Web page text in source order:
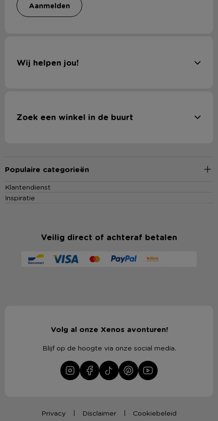
onderweg bent of meerdere keren op een dag je handdoek
gebruikt. Door het slimme materiaal is hij in korte tijd weer
verkrijgbaar in verschillende maten en frisse kleuren die passen
kleuren en formaten, altijd voor een fijne prijs. Bestel
aanmelden
Wij helpen jou!
Zoek een winkel in de buurt
Populaire categorieën
Klantendienst
Inspiratie
Veilig direct of achteraf betalen
Volg al onze Xenos avonturen!
Blijf op de hoogte via onze social media.
Privacy Disclaimer Cookiebeleid